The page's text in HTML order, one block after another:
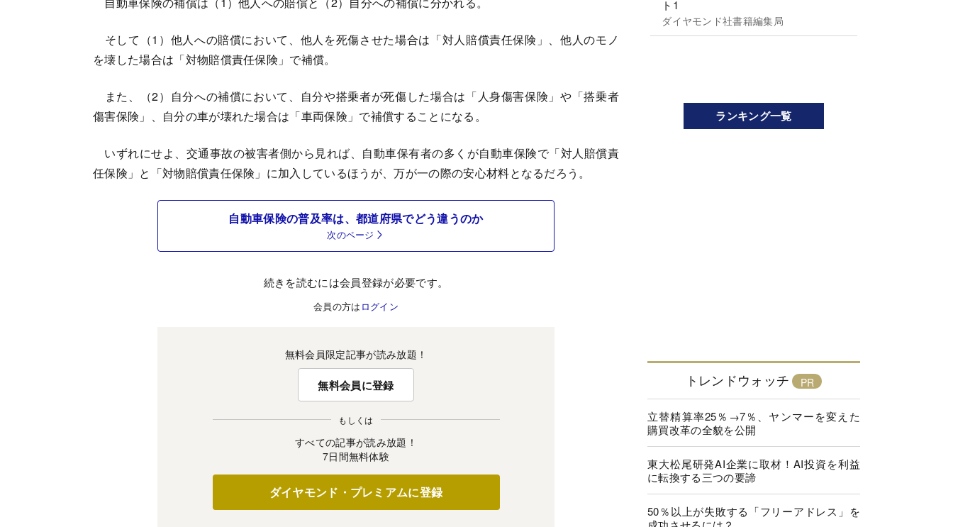
そして（1）他人への賠償において、他人を死傷させた場合は「対人賠償責任保険」、他人のモノ
を壊した場合は「対物賠償責任保険」で補償。
また、（2）自分への補償において、自分や搭乗者が死傷した場合は「人身傷害保険」や「搭乗者
傷害保険」、自分の車が壊れた場合は「車両保険」で補償することになる。
いずれにせよ、交通事故の被害者側から見れば、自動車保有者の多くが自動車保険で「対人賠償責
任保険」と「対物賠償責任保険」に加入しているほうが、万が一の際の安心材料となるだろう。
自動車保険の普及率は、都道府県でどう違うのか
次のページ
続きを読むには会員登録が必要です。
会員の方は ログイン
無料会員限定記事が読み放題！
無料会員に登録
もしくは
すべての記事が読み放題！
7日間無料体験
ダイヤモンド・プレミアムに登録
ト1
ダイヤモンド社書籍編集局
ランキング一覧
トレンドウォッチ
立替精算率25％→7％、ヤンマーを変えた
購買改革の全貌を公開
東大松尾研発AI企業に取材！AI投資を利益
に転換する三つの要諦
50％以上が失敗する「フリーアドレス」を